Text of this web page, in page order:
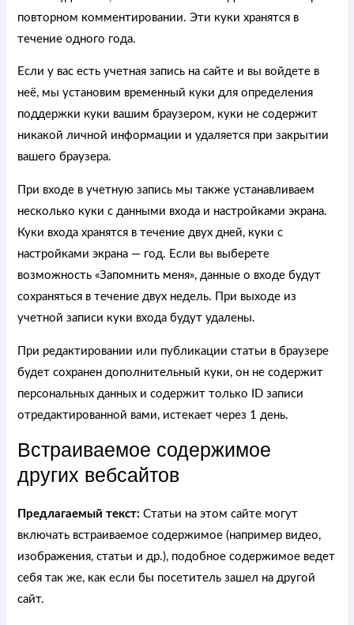
повторном комментировании. Эти куки хранятся в
течение одного года.
Если у вас есть учетная запись на сайте и вы войдете в
неё, мы установим временный куки для определения
поддержки куки вашим браузером, куки не содержит
никакой личной информации и удаляется при закрытии
вашего браузера.
При входе в учетную запись мы также устанавливаем
несколько куки с данными входа и настройками экрана.
Куки входа хранятся в течение двух дней, куки с
настройками экрана — год. Если вы выберете
возможность «Запомнить меня», данные о входе будут
сохраняться в течение двух недель. При выходе из
учетной записи куки входа будут удалены.
При редактировании или публикации статьи в браузере
будет сохранен дополнительный куки, он не содержит
персональных данных и содержит только ID записи
отредактированной вами, истекает через 1 день.
Встраиваемое содержимое
других вебсайтов
Предлагаемый текст:Статьи на этом сайте могут
включать встраиваемое содержимое (например видео,
изображения, статьи и др.), подобное содержимое ведет
себя так же, как если бы посетитель зашел на другой
сайт.